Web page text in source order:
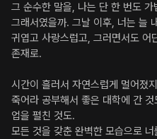
그 순수한 말을, 나는 단 한 번도 가
그래서였을까. 그날 이후, 너는 늘
귀엽고 사랑스럽고, 그러면서도 어
존재로.
시간이 흘러서 자연스럽게 멀어졌
죽어라 공부해서 좋은 대학에 간
업을 펼친 것도.
모든 것을 갖춘 완벽한 모습으로